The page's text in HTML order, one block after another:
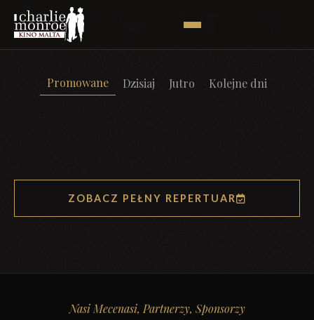
Promowane Dzisiaj Jutro Kolejne dni
ZOBACZ PEŁNY REPERTUAR
Nasi Mecenasi, Partnerzy, Sponsorzy